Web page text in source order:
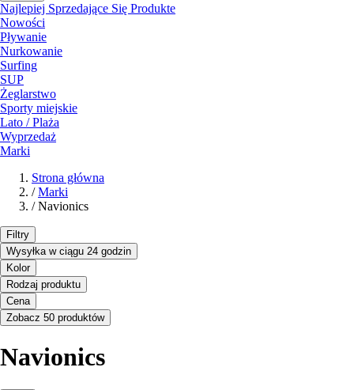
Najlepiej Sprzedające Się Produkte
Nowości
Pływanie
Nurkowanie
Surfing
SUP
Żeglarstwo
Sporty miejskie
Lato / Plaża
Wyprzedaż
Marki
Strona główna
/ Marki
/ Navionics
Filtry
Wysyłka w ciągu 24 godzin
Kolor
Rodzaj produktu
Cena
Zobacz 50 produktów
Navionics